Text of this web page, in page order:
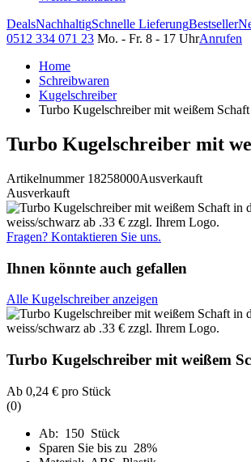
DealsNachhaltigSchnelle LieferungBestseller
0512 334 071 23 Mo. - Fr. 8 - 17 UhrAnrufen
Home
Schreibwaren
Kugelschreiber
Turbo Kugelschreiber mit weißem Schaft
Turbo Kugelschreiber mit
Artikelnummer 18258000Ausverkauft
Ausverkauft
Fragen? Kontaktieren Sie uns.
Ihnen könnte auch gefallen
Alle Kugelschreiber anzeigen
Turbo Kugelschreiber mit weißem
Ab 0,24 € pro Stück
(0)
Ab: 150 Stück
Sparen Sie bis zu 28%